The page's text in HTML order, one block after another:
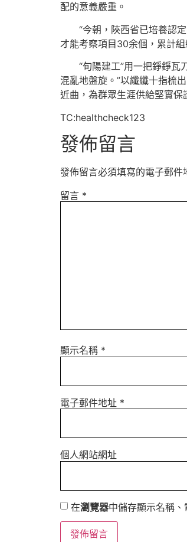
配的意義嚴重。
“今朝，陜西省已培養認
才能考察項目30余個，累計
“旬陽建工”用一把錚錚
混亂地盤旋。”以纖纖十指梳
近曲，為群眾生涯供給堅實保
TC:healthcheck123
發佈留言
發佈留言必須填寫的電子郵件
留言 *
顯示名稱 *
電子郵件地址 *
個人網站網址
在瀏覽器中儲存顯示名稱